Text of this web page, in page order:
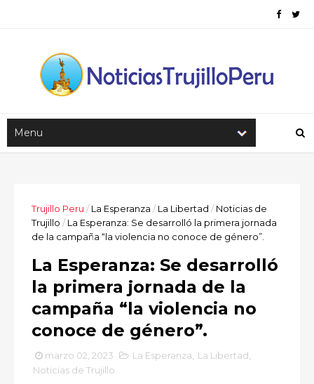
Trujillo Peru / La Esperanza / La Libertad / Noticias de
Trujillo / La Esperanza: Se desarrolló la primera jornada
de la campaña “la violencia no conoce de género”.
La Esperanza: Se desarrolló
la primera jornada de la
campaña “la violencia no
conoce de género”.
marzo 02, 2023 La Esperanza La Libertad
Noticias de Trujillo